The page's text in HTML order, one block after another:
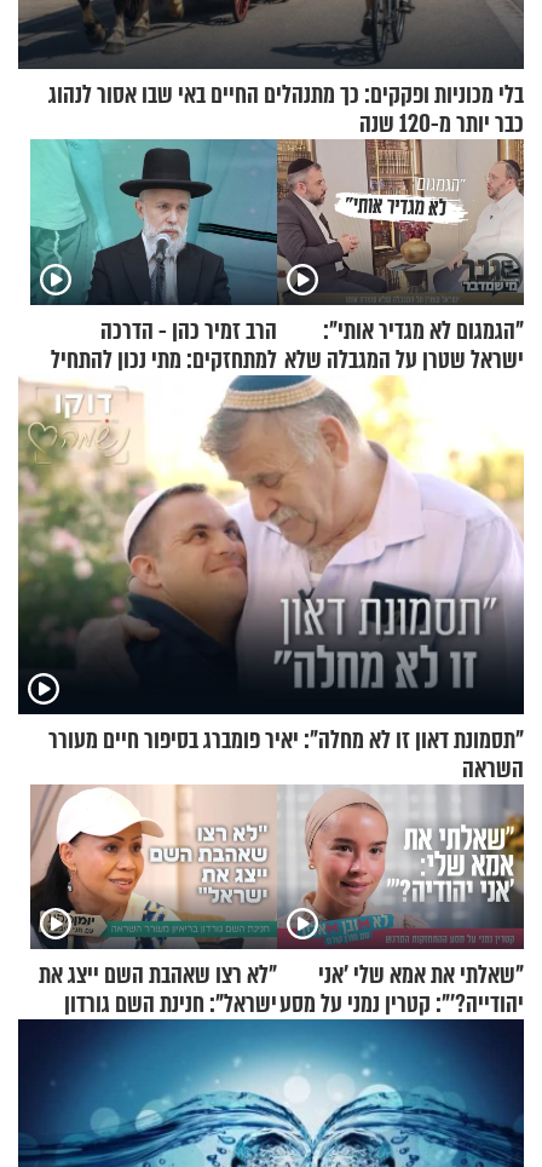
בלי מכוניות ופקקים: כך מתנהלים החיים באי שבו אסור לנהוג
כבר יותר מ-120 שנה
"הגמגום לא מגדיר אותי":
ישראל שטרן על המגבלה שלא
הרב זמיר כהן - הדרכה
למתחזקים: מתי נכון להתחיל
עם לבישת הציצית?
"תסמונת דאון זו לא מחלה": יאיר פומברג בסיפור חיים מעורר
השראה
"שאלתי את אמא שלי 'אני
יהודייה?'": קטרין נמני על מסע
ההתחזקות המרגש
"לא רצו שאהבת השם ייצג את
ישראל": חנינת השם גורדון
בריאיון מעורר השראה